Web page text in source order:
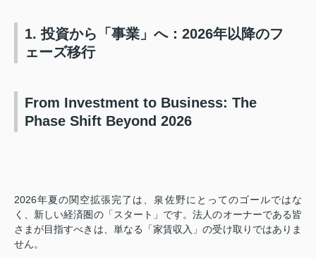
1. 投資から「事業」へ：2026年以降のフ
ェーズ移行
From Investment to Business: The
Phase Shift Beyond 2026
2026年夏の関空拡張完了は、泉佐野にとってのゴールではな
く、新しい経済圏の「スタート」です。法人のオーナーである皆
さまが目指すべきは、単なる「家賃収入」の受け取りではありま
せん。